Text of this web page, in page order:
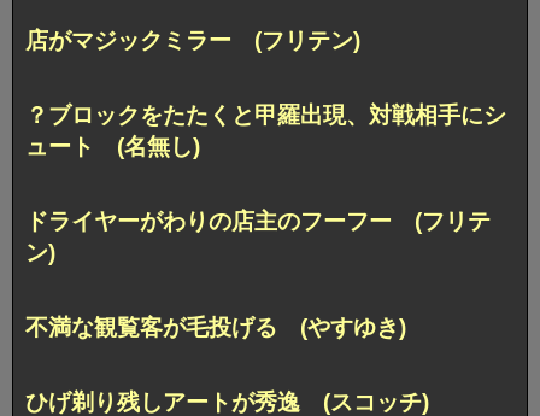
店がマジックミラー (フリテン)
？ブロックをたたくと甲羅出現、対戦相手にシ
ュート (名無し)
ドライヤーがわりの店主のフーフー (フリテ
ン)
不満な観覧客が毛投げる (やすゆき)
ひげ剃り残しアートが秀逸 (スコッチ)